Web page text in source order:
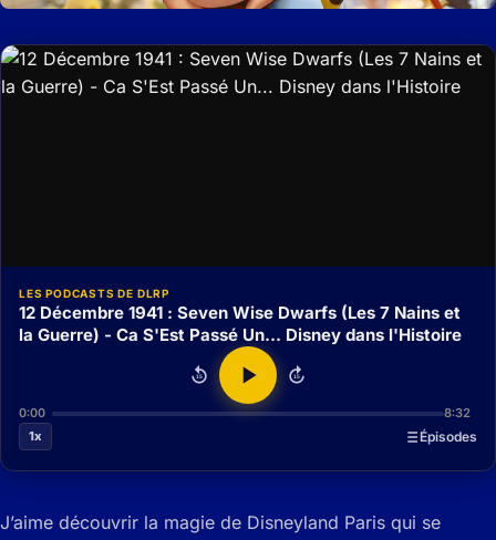
LES PODCASTS DE DLRP
12 Décembre 1941 : Seven Wise Dwarfs (Les 7 Nains et
la Guerre) - Ca S'Est Passé Un... Disney dans l'Histoire
15 15
0:00
8:32
1x
Épisodes
J’aime découvrir la magie de Disneyland Paris qui se